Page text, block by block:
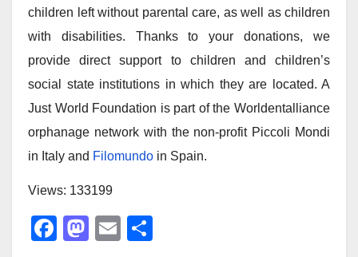
children left without parental care, as well as children
with disabilities. Thanks to your donations, we
provide direct support to children and children’s
social state institutions in which they are located. A
Just World Foundation is part of the Worldentalliance
orphanage network with the non-profit Piccoli Mondi
in Italy and Filomundo in Spain.
Views: 133199
F
M
E